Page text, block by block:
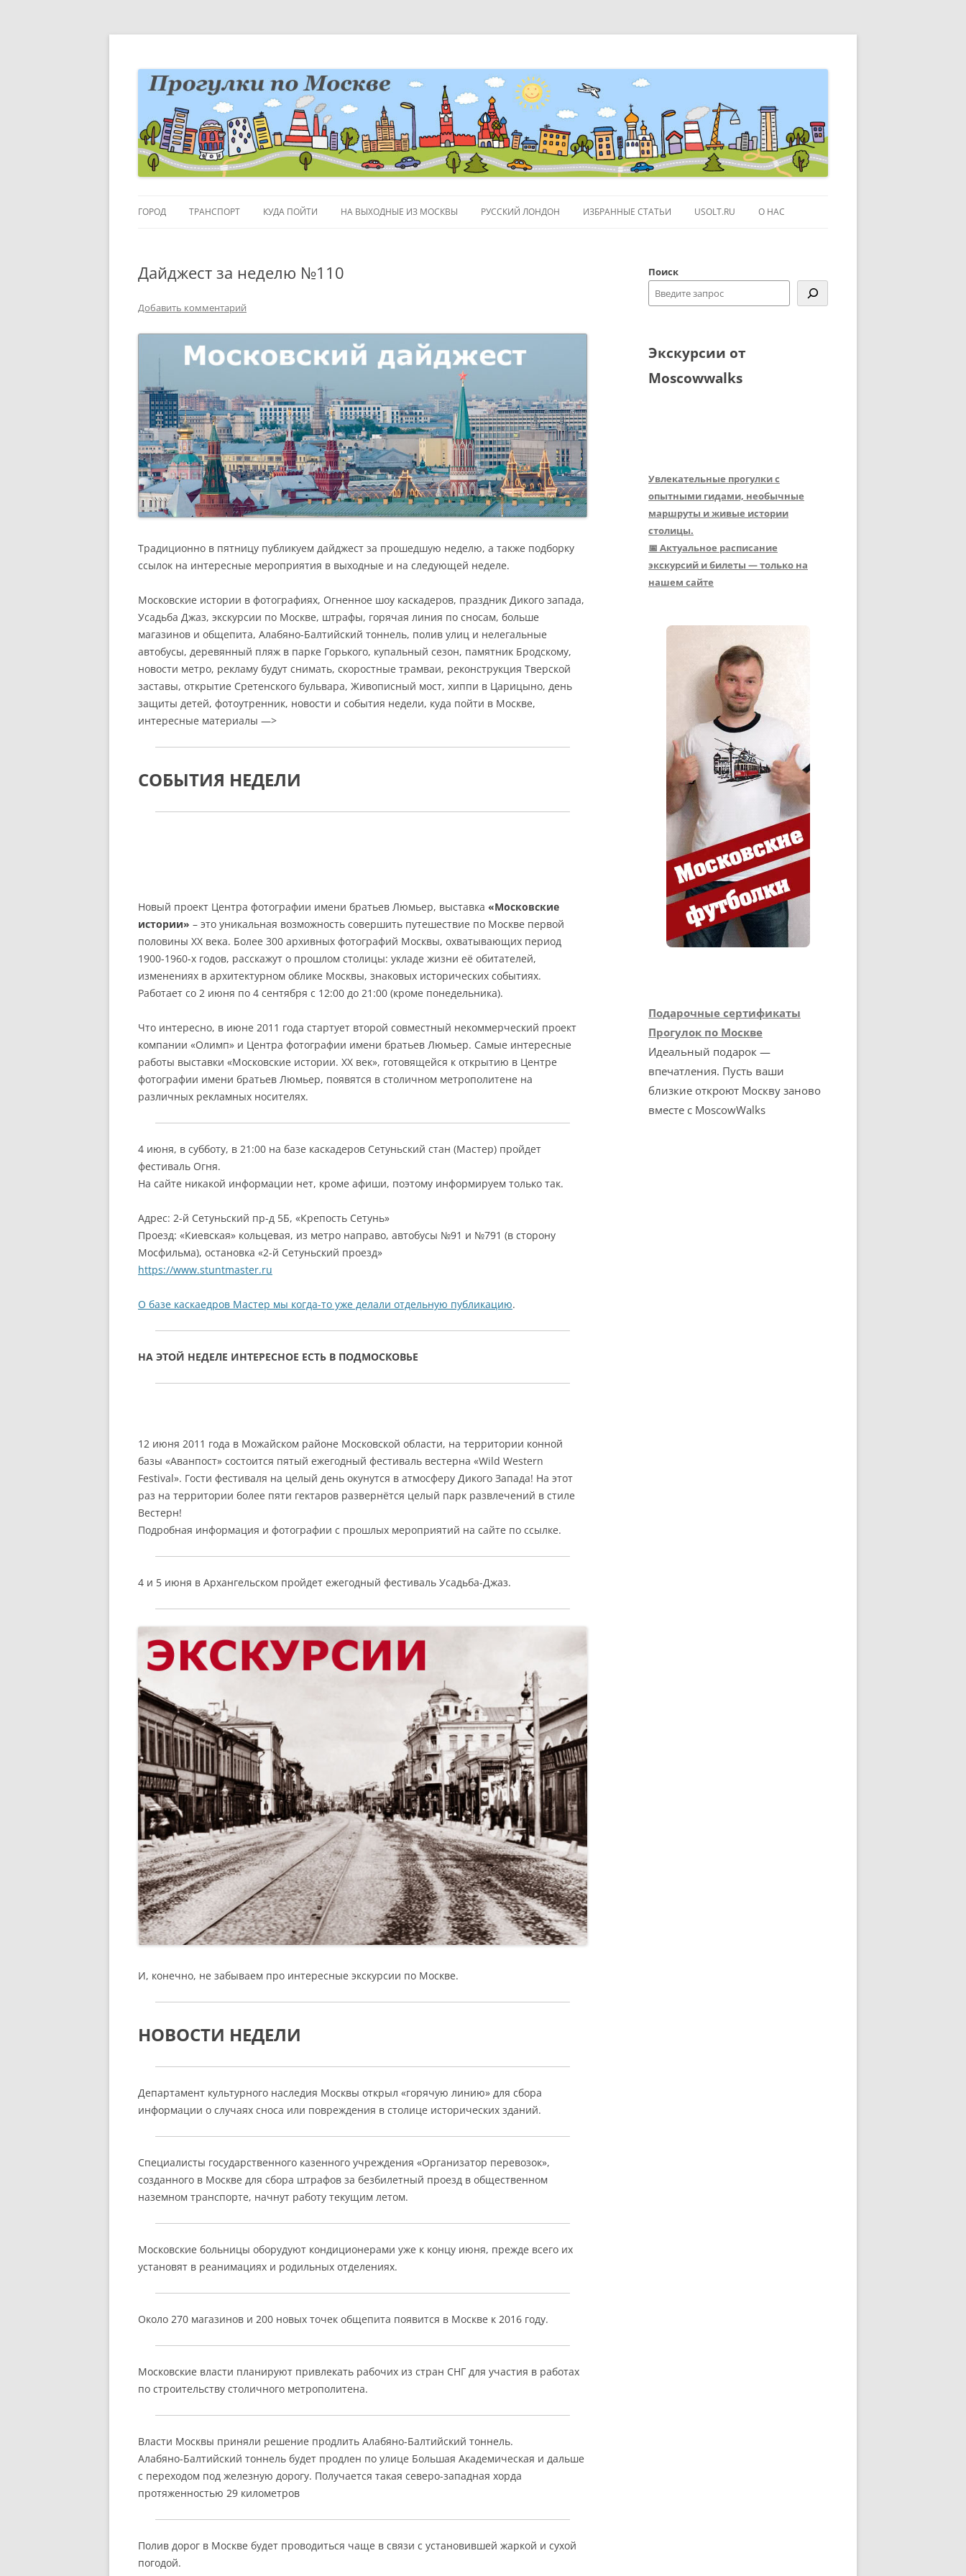
Перейти
ГОРОД
ГОРОДСКИЕ ДЕТАЛИ
ТРАНСПОРТ КУДА ПОЙТИ
МУЗЕИ
НА ВЫХОДНЫЕ ИЗ МОСКВЫ РУССКИЙ ЛОНДОН ИЗБРАННЫЕ СТАТЬИ
ПОЛЕЗНЫЕ ССЫЛКИ
ОБЪЕКТЫ НА КАРТЕ GOOGLE
USOLT.RU О НАС
Дайджест за неделю №110
Добавить комментарий
Традиционно в пятницу публикуем дайджест за прошедшую неделю, а также подборку
ссылок на интересные мероприятия в выходные и на следующей неделе.
Московские истории в фотографиях, Огненное шоу каскадеров, праздник Дикого запада,
Усадьба Джаз, экскурсии по Москве, штрафы, горячая линия по сносам, больше
магазинов и общепита, Алабяно-Балтийский тоннель, полив улиц и нелегальные
автобусы, деревянный пляж в парке Горького, купальный сезон, памятник Бродскому,
новости метро, рекламу будут снимать, скоростные трамваи, реконструкция Тверской
заставы, открытие Сретенского бульвара, Живописный мост, хиппи в Царицыно, день
защиты детей, фотоутренник, новости и события недели, куда пойти в Москве,
интересные материалы —>
СОБЫТИЯ НЕДЕЛИ
Новый проект Центра фотографии имени братьев Люмьер, выставка «Московские
истории» – это уникальная возможность совершить путешествие по Москве первой
половины ХХ века. Более 300 архивных фотографий Москвы, охватывающих период
1900-1960-х годов, расскажут о прошлом столицы: укладе жизни её обитателей,
изменениях в архитектурном облике Москвы, знаковых исторических событиях.
Работает со 2 июня по 4 сентября с 12:00 до 21:00 (кроме понедельника).
Что интересно, в июне 2011 года стартует второй совместный некоммерческий проект
компании «Олимп» и Центра фотографии имени братьев Люмьер. Самые интересные
работы выставки «Московские истории. ХХ век», готовящейся к открытию в Центре
фотографии имени братьев Люмьер, появятся в столичном метрополитене на
различных рекламных носителях.
4 июня, в субботу, в 21:00 на базе каскадеров Сетуньский стан (Мастер) пройдет
фестиваль Огня.
На сайте никакой информации нет, кроме афиши, поэтому информируем только так.
Адрес: 2-й Сетуньский пр-д 5Б, «Крепость Сетунь»
Проезд: «Киевская» кольцевая, из метро направо, автобусы №91 и №791 (в сторону
Мосфильма), остановка «2-й Сетуньский проезд»
https://www.stuntmaster.ru
О базе каскаедров Мастер мы когда-то уже делали отдельную публикацию.
НА ЭТОЙ НЕДЕЛЕ ИНТЕРЕСНОЕ ЕСТЬ В ПОДМОСКОВЬЕ
12 июня 2011 года в Можайском районе Московской области, на территории конной
базы «Аванпост» состоится пятый ежегодный фестиваль вестерна «Wild Western
Festival». Гости фестиваля на целый день окунутся в атмосферу Дикого Запада! На этот
раз на территории более пяти гектаров развернётся целый парк развлечений в стиле
Вестерн!
Подробная информация и фотографии с прошлых мероприятий на сайте по ссылке.
4 и 5 июня в Архангельском пройдет ежегодный фестиваль Усадьба-Джаз.
И, конечно, не забываем про интересные экскурсии по Москве.
НОВОСТИ НЕДЕЛИ
Департамент культурного наследия Москвы открыл «горячую линию» для сбора
информации о случаях сноса или повреждения в столице исторических зданий.
Специалисты государственного казенного учреждения «Организатор перевозок»,
созданного в Москве для сбора штрафов за безбилетный проезд в общественном
наземном транспорте, начнут работу текущим летом.
Московские больницы оборудуют кондиционерами уже к концу июня, прежде всего их
установят в реанимациях и родильных отделениях.
Около 270 магазинов и 200 новых точек общепита появится в Москве к 2016 году.
Московские власти планируют привлекать рабочих из стран СНГ для участия в работах
по строительству столичного метрополитена.
Власти Москвы приняли решение продлить Алабяно-Балтийский тоннель.
Алабяно-Балтийский тоннель будет продлен по улице Большая Академическая и дальше
с переходом под железную дорогу. Получается такая северо-западная хорда
протяженностью 29 километров
Полив дорог в Москве будет проводиться чаще в связи с установившей жаркой и сухой
погодой.
Поиск
Экскурсии от
Moscowwalks
Увлекательные прогулки с
опытными гидами, необычные
маршруты и живые истории
столицы.
📅 Актуальное расписание
экскурсий и билеты — только на
нашем сайте
Подарочные сертификаты
Прогулок по Москве
Идеальный подарок —
впечатления. Пусть ваши
близкие откроют Москву заново
вместе с MoscowWalks